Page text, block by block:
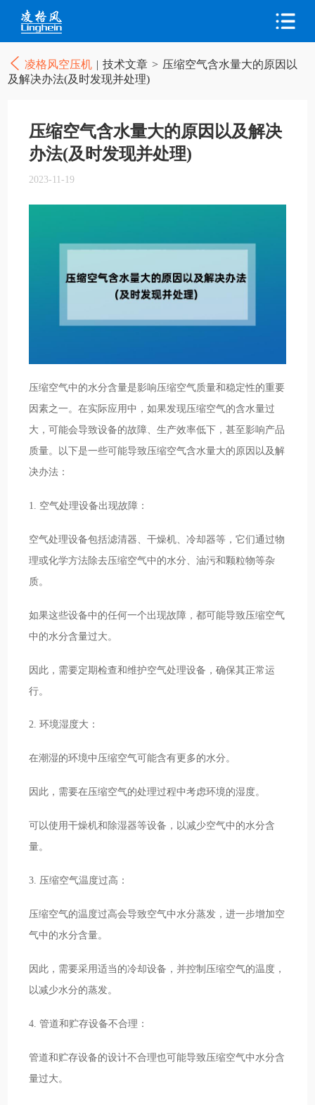
凌格风空压机 | 技术文章 > 压缩空气含水量大的原因以
及解决办法(及时发现并处理)
压缩空气含水量大的原因以及解决
办法(及时发现并处理)
2023-11-19
压缩空气中的水分含量是影响压缩空气质量和稳定性的重要
因素之一。在实际应用中，如果发现压缩空气的含水量过
大，可能会导致设备的故障、生产效率低下，甚至影响产品
质量。以下是一些可能导致压缩空气含水量大的原因以及解
决办法：
1. 空气处理设备出现故障：
空气处理设备包括滤清器、干燥机、冷却器等，它们通过物
理或化学方法除去压缩空气中的水分、油污和颗粒物等杂
质。
如果这些设备中的任何一个出现故障，都可能导致压缩空气
中的水分含量过大。
因此，需要定期检查和维护空气处理设备，确保其正常运
行。
2. 环境湿度大：
在潮湿的环境中压缩空气可能含有更多的水分。
因此，需要在压缩空气的处理过程中考虑环境的湿度。
可以使用干燥机和除湿器等设备，以减少空气中的水分含
量。
3. 压缩空气温度过高：
压缩空气的温度过高会导致空气中水分蒸发，进一步增加空
气中的水分含量。
因此，需要采用适当的冷却设备，并控制压缩空气的温度，
以减少水分的蒸发。
4. 管道和贮存设备不合理：
管道和贮存设备的设计不合理也可能导致压缩空气中水分含
量过大。